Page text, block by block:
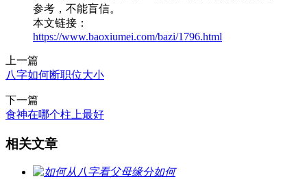
参考，不能盲信。
本文链接：
https://www.baoxiumei.com/bazi/1796.html
上一篇
八字如何断职位大小
下一篇
食神在哪个柱上最好
相关文章